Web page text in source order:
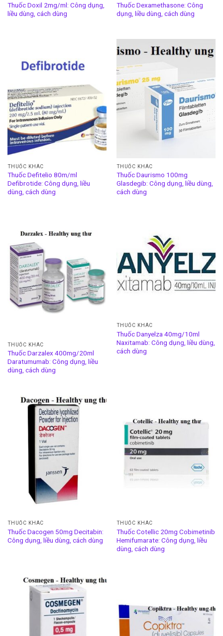
Thuốc Doxil 2mg/ml: Công dụng,
liều dùng, cách dùng
Thuốc Dexamethasone: Công
dụng, liều dùng, cách dùng
THUỐC KHÁC
Thuốc Defitelio 80m/ml
Defibrotide: Công dụng, liều
dùng, cách dùng
THUỐC KHÁC
Thuốc Daurismo 100mg
Glasdegib: Công dụng, liều dùng,
cách dùng
THUỐC KHÁC
Thuốc Darzalex 400mg/20ml
Daratumumab: Công dụng, liều
dùng, cách dùng
THUỐC KHÁC
Thuốc Danyelza 40mg/10ml
Naxitamab: Công dụng, liều dùng,
cách dùng
THUỐC KHÁC
Thuốc Dacogen 50mg Decitabin:
Công dụng, liều dùng, cách dùng
THUỐC KHÁC
Thuốc Cotellic 20mg Cobimetinib
Hemifumarate: Công dụng, liều
dùng, cách dùng